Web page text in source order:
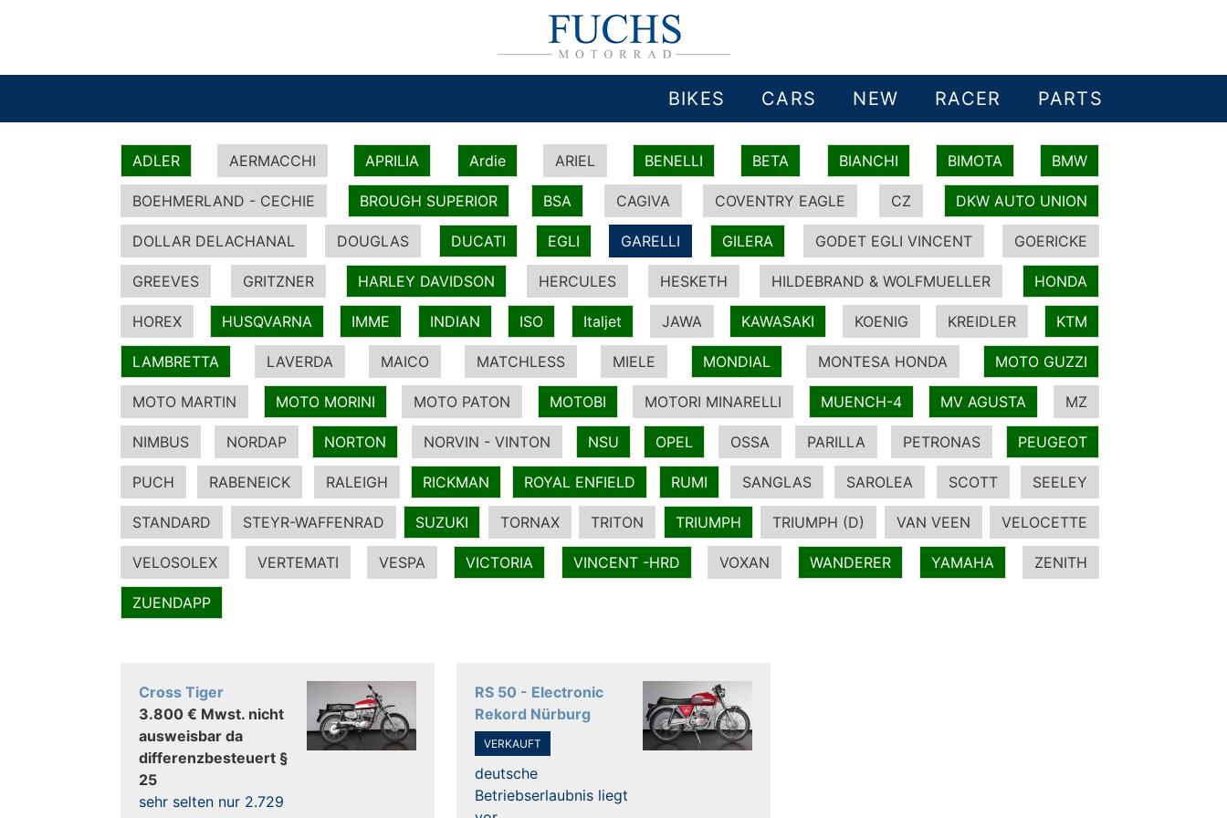
BIKES CARS NEW RACER PARTS
ADLER AERMACCHI APRILIA Ardie ARIEL BENELLI BETA BIANCHI BIMOTA BMW
BOEHMERLAND - CECHIE BROUGH SUPERIOR BSA CAGIVA COVENTRY EAGLE CZ DKW AUTO UNION
DOLLAR DELACHANAL DOUGLAS DUCATI EGLI GARELLI GILERA GODET EGLI VINCENT GOERICKE
GREEVES GRITZNER HARLEY DAVIDSON HERCULES HESKETH HILDEBRAND & WOLFMUELLER HONDA
HOREX HUSQVARNA IMME INDIAN ISO Italjet JAWA KAWASAKI KOENIG KREIDLER KTM
LAMBRETTA LAVERDA MAICO MATCHLESS MIELE MONDIAL MONTESA HONDA MOTO GUZZI
MOTO MARTIN MOTO MORINI MOTO PATON MOTOBI MOTORI MINARELLI MUENCH-4 MV AGUSTA MZ
NIMBUS NORDAP NORTON NORVIN - VINTON NSU OPEL OSSA PARILLA PETRONAS PEUGEOT
PUCH RABENEICK RALEIGH RICKMAN ROYAL ENFIELD RUMI SANGLAS SAROLEA SCOTT SEELEY
STANDARD STEYR-WAFFENRAD SUZUKI TORNAX TRITON TRIUMPH TRIUMPH (D) VAN VEEN VELOCETTE
VELOSOLEX VERTEMATI VESPA VICTORIA VINCENT -HRD VOXAN WANDERER YAMAHA ZENITH
ZUENDAPP
Cross Tiger
3.800 € Mwst. nicht
ausweisbar da
differenzbesteuert §
25
sehr selten nur 2.729
RS 50 - Electronic
Rekord Nürburg
VERKAUFT
deutsche
Betriebserlaubnis liegt